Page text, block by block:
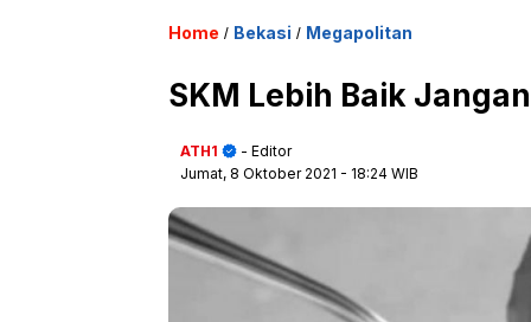
Home / Bekasi / Megapolitan
SKM Lebih Baik
ATH1
- Editor
Jumat, 8 Oktober 2021 - 18:24 WIB